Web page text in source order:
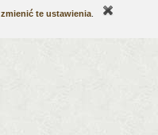
zmienić te ustawienia